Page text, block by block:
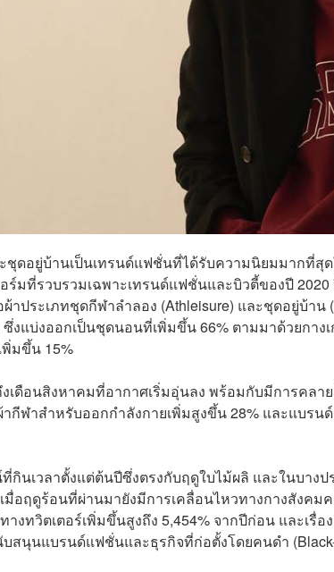
ชุดอยู่บ้านเป็นเทรนด์แฟชั่นที่ได้รับความนิยมมากที่สุ
มที่รวบรวมเฉพาะเทรนด์แฟชั่นและบิวตี้ของปี
าประเภทชุดกีฬาลำลอง (Athleisure) และชุดอยู่บ้า
แบ่งออกเป็นชุดนอนที่เพิ่มขึ้น 66% ตามมาด้วยกางเ
พิ่มขึ้น 15%
เดือนสิงหาคมที่อากาศเริ่มอุ่นลง พร้อมกับมีการคล
กีฬาสำหรับออกกำลังกายเพิ่มสูงขึ้น 28% และแบรน
นเวลาตั้งแต่ต้นปีซึ่งตรงกับฤดูใบไม้ผลิ และในบางป
อฤดูร้อนที่ผ่านมายังมีการเคลื่อนไหวทางกางสังคมค
งทวิตเตอร์เพิ่มขึ้นสูงถึง 5,454% จากปีก่อน และเรื่
สนุนแบรนด์แฟชั่นและธุรกิจที่ก่อตั้งโดยคนดำ